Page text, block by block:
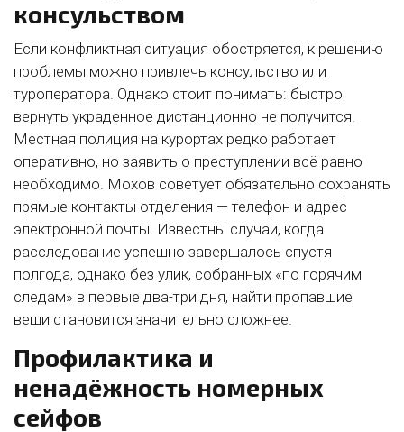
консульством
Если конфликтная ситуация обостряется, к решению
проблемы можно привлечь консульство или
туроператора. Однако стоит понимать: быстро
вернуть украденное дистанционно не получится.
Местная полиция на курортах редко работает
оперативно, но заявить о преступлении всё равно
необходимо. Мохов советует обязательно сохранять
прямые контакты отделения — телефон и адрес
электронной почты. Известны случаи, когда
расследование успешно завершалось спустя
полгода, однако без улик, собранных «по горячим
следам» в первые два-три дня, найти пропавшие
вещи становится значительно сложнее.
Профилактика и
ненадёжность номерных
сейфов